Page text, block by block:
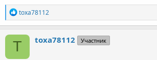
Р
е
а
к
ц
toxa78112
T toxa78112 Участник